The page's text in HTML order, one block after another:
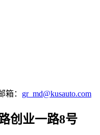
箱： gr_md@kusauto.com
创业一路8号